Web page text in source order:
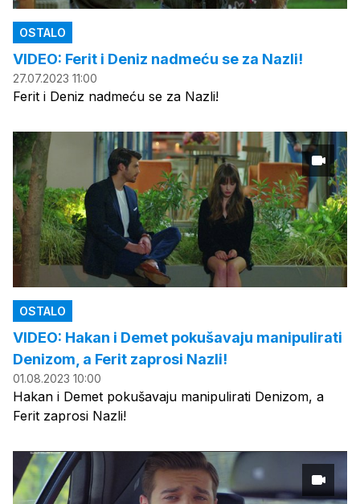
OSTALO
VIDEO: Ferit i Deniz nadmeću se za Nazli!
27.07.2023 11:00
Ferit i Deniz nadmeću se za Nazli!
OSTALO
VIDEO: Hakan i Demet pokušavaju manipulirati
Denizom, a Ferit zaprosi Nazli!
01.08.2023 10:00
Hakan i Demet pokušavaju manipulirati Denizom, a
Ferit zaprosi Nazli!